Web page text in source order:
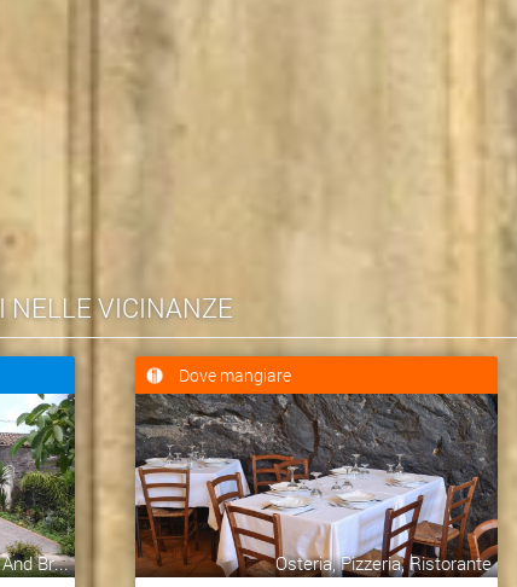
NELLE VICINANZE
Br...
Dove mangiare
Osteria, Pizzeria, Ristorante